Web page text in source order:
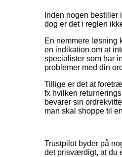
Inden nogen
dog er det i reglen
En nemmere løsning
en indikation om at
specialister som har
problemer med din
Tillige er det at
fx hvilken
bevarer sin
man skal shoppe til
Trustpilot byder på
det prisværdigt, at du